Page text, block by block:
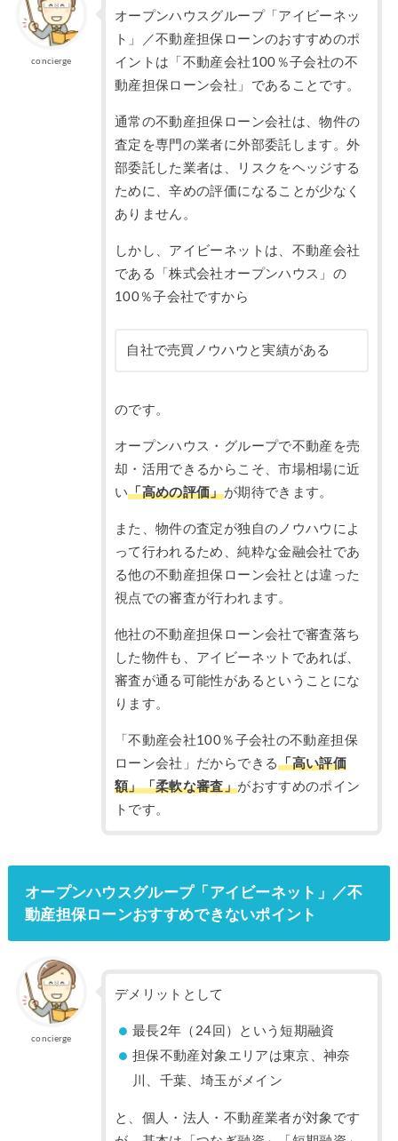
concierge
オープンハウスグループ「アイビーネッ
ト」／不動産担保ローンのおすすめのポ
イントは「不動産会社100％子会社の不
動産担保ローン会社」であることです。
通常の不動産担保ローン会社は、物件の
査定を専門の業者に外部委託します。外
部委託した業者は、リスクをヘッジする
ために、辛めの評価になることが少なく
ありません。
しかし、アイビーネットは、不動産会社
である「株式会社オープンハウス」の
100％子会社ですから
自社で売買ノウハウと実績がある
のです。
オープンハウス・グループで不動産を売
却・活用できるからこそ、市場相場に近
い「高めの評価」が期待できます。
また、物件の査定が独自のノウハウによ
って行われるため、純粋な金融会社であ
る他の不動産担保ローン会社とは違った
視点での審査が行われます。
他社の不動産担保ローン会社で審査落ち
した物件も、アイビーネットであれば、
審査が通る可能性があるということにな
ります。
「不動産会社100％子会社の不動産担保
ローン会社」だからできる「高い評価
額」「柔軟な審査」がおすすめのポイン
トです。
オープンハウスグループ「アイビーネット」／不
動産担保ローンおすすめできないポイント
concierge
デメリットとして
最長2年（24回）という短期融資
担保不動産対象エリアは東京、神奈
川、千葉、埼玉がメイン
と、個人・法人・不動産業者が対象です